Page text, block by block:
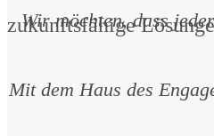
zukunftsfähige
Wir möchten, dass
Mit dem Haus des